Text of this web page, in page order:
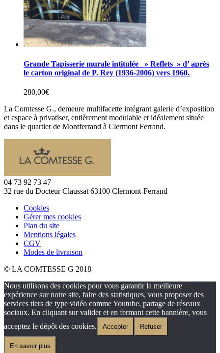
Grande Tapisserie murale intitulée » Reflets » d’ après
le carton original de P. Rey (1936-2006) vers 1960.
280,00€
La Comtesse G., demeure multifacette intégrant galerie d’exposition
et espace à privatiser, entièrement modulable et idéalement située
dans le quartier de Montferrand à Clermont Ferrand.
04 73 92 73 47
32 rue du Docteur Claussat 63100 Clermont-Ferrand
Cookies
Gérer mes cookies
Plan du site
Mentions légales
CGV
Modes de livraison
© LA COMTESSE G 2018
Nous utilisons des cookies pour vous garantir la meilleure
expérience sur notre site, faire des statistiques, vous proposer des
services tiers de type vidéo comme Youtube, partage de réseaux
sociaux. En cliquant sur valider et en fermant cette bannière, vous
acceptez le dépôt des cookies.
Accepter Refuser
En savoir plus